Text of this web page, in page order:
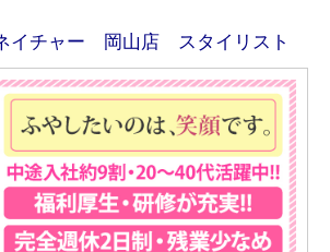
イチャー 岡山店 スタイリスト